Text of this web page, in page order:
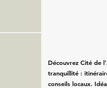
Découvrez Cité de
tranquillité :
conseils locaux.